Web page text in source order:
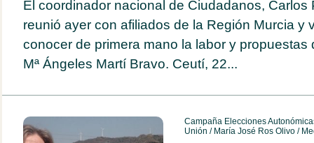
El coordinador nacional de Ciudadanos, Carlos
reunió ayer con afiliados de la Región Murcia y
conocer de primera mano la labor y propuestas
Mª Ángeles Martí Bravo. Ceutí, 22...
Campaña Elecciones
Unión / María José Ros Olivo/